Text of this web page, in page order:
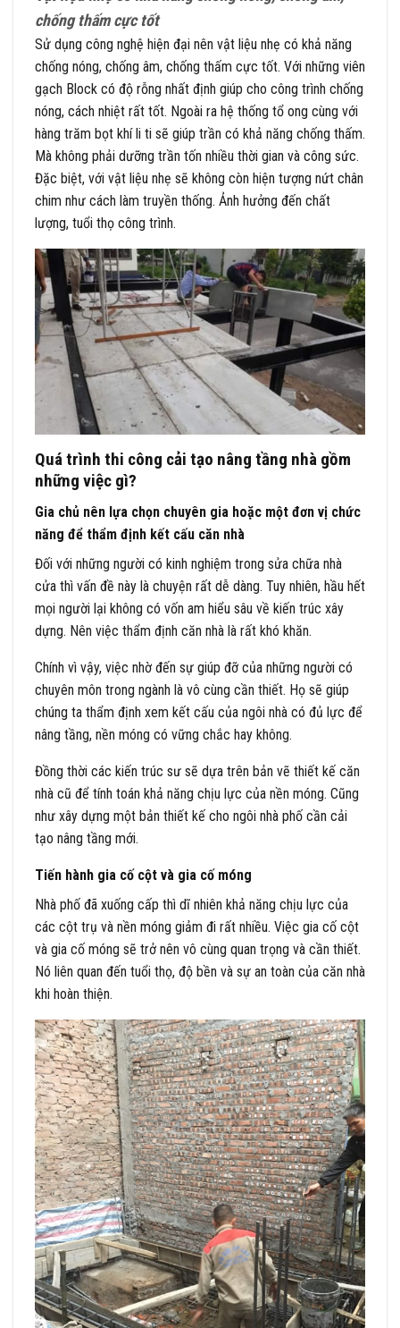
chống thấm cực tốt
Sử dụng công nghệ hiện đại nên vật liệu nhẹ có khả năng
chống nóng, chống âm, chống thấm cực tốt. Với những viên
gạch Block có độ rỗng nhất định giúp cho công trình chống
nóng, cách nhiệt rất tốt. Ngoài ra hệ thống tổ ong cùng với
hàng trăm bọt khí li ti sẽ giúp trần có khả năng chống thấm.
Mà không phải dưỡng trần tốn nhiều thời gian và công sức.
Đặc biệt, với vật liệu nhẹ sẽ không còn hiện tượng nứt chân
chim như cách làm truyền thống. Ảnh hưởng đến chất
lượng, tuổi thọ công trình.
Quá trình thi công cải tạo nâng tầng nhà gồm
những việc gì?
Gia chủ nên lựa chọn chuyên gia hoặc một đơn vị chức
năng để thẩm định kết cấu căn nhà
Đối với những người có kinh nghiệm trong sửa chữa nhà
cửa thì vấn đề này là chuyện rất dễ dàng. Tuy nhiên, hầu hết
mọi người lại không có vốn am hiểu sâu về kiến trúc xây
dựng. Nên việc thẩm định căn nhà là rất khó khăn.
Chính vì vậy, việc nhờ đến sự giúp đỡ của những người có
chuyên môn trong ngành là vô cùng cần thiết. Họ sẽ giúp
chúng ta thẩm định xem kết cấu của ngôi nhà có đủ lực để
nâng tầng, nền móng có vững chắc hay không.
Đồng thời các kiến trúc sư sẽ dựa trên bản vẽ thiết kế căn
nhà cũ để tính toán khả năng chịu lực của nền móng. Cũng
như xây dựng một bản thiết kế cho ngôi nhà phố cần cải
tạo nâng tầng mới.
Tiến hành gia cố cột và gia cố móng
Nhà phố đã xuống cấp thì dĩ nhiên khả năng chịu lực của
các cột trụ và nền móng giảm đi rất nhiều. Việc gia cố cột
và gia cố móng sẽ trở nên vô cùng quan trọng và cần thiết.
Nó liên quan đến tuổi thọ, độ bền và sự an toàn của căn nhà
khi hoàn thiện.